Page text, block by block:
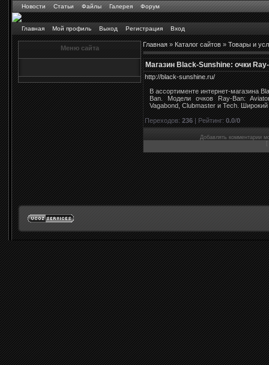
Новости Статьи Файлы Галерея Форум
Главная Мой профиль Выход Регистрация Вход
Меню сайта Главная»Каталог сайтов»Товары и
Магазин Black-Sunshine: очки
http://black-sunshine.ru/
В ассортименте интернет-магазина
Ban. Модели очков Ray-Ban:
Vagabond, Clubmaster и Tech. Широкий
Переходов:236|Рейтинг:0.0/0
Добавлять комментарии